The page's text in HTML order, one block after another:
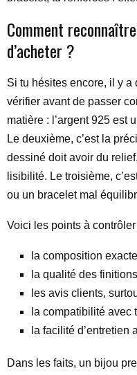
Comment
d’acheter ?
Si tu hésites encore, il y a
vérifier avant de passer
matière : l’argent 925 est
Le deuxième, c’est la
dessiné doit avoir du
lisibilité. Le troisième,
ou un bracelet mal
Voici les points à
la composition
la qualité des
les avis clients,
la compatibilité avec
la facilité d’entretien
Dans les faits, un bijou